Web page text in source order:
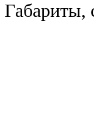
Габариты,